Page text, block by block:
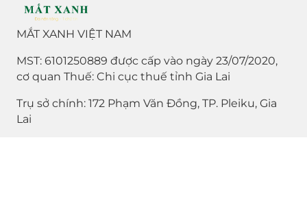
MẮT XANH VIỆT NAM
MST: 6101250889 được cấp vào ngày 23/07/2020,
cơ quan Thuế: Chi cục thuế tỉnh Gia Lai
Trụ sở chính: 172 Phạm Văn Đồng, TP. Pleiku, Gia
Lai